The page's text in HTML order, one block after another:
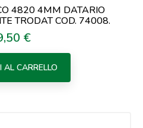
4820 4MM DATARIO
TRODAT COD. 74008.
€
AL CARRELLO